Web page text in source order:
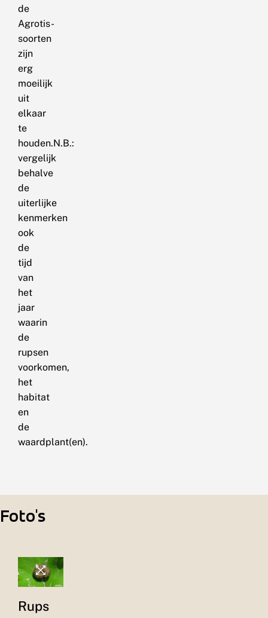
de
Agrotis-
soorten
zijn
erg
moeilijk
uit
elkaar
te
houden.N.B.:
vergelijk
behalve
de
uiterlijke
kenmerken
ook
de
tijd
van
het
jaar
waarin
de
rupsen
voorkomen,
het
habitat
en
de
waardplant(en).
Foto's
Rups